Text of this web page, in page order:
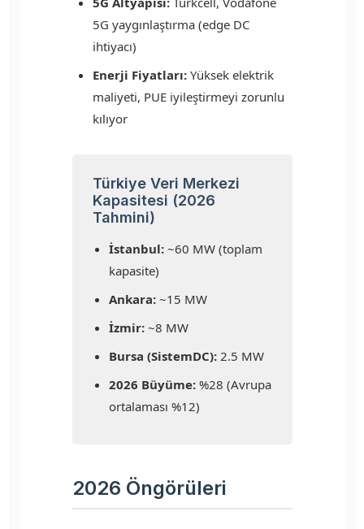
5G yaygınlaştırma (edge DC
ihtiyacı)
Enerji Fiyatları:Yüksek elektrik
maliyeti, PUE iyileştirmeyi zorunlu
kılıyor
Türkiye Veri Merkezi
Kapasitesi (2026
Tahmini)
İstanbul:~60 MW (toplam
kapasite)
Ankara:~15 MW
İzmir:~8 MW
Bursa (SistemDC):2.5 MW
2026 Büyüme:%28 (Avrupa
ortalaması %12)
2026 Öngörüleri